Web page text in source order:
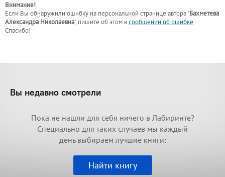
Внимание!
Если Вы обнаружили ошибку на персональной странице автора "Бахметева
Александра Николаевна", пишите об этом всообщении об ошибке.
Спасибо!
Вы недавно смотрели
Пока не нашли для себя ничего в Лабиринте?
Специально для таких случаев мы каждый
день выбираем лучшие книги:
Найти книгу